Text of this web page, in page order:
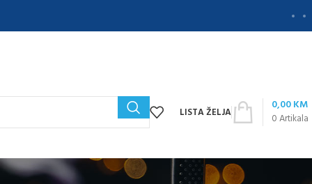
LISTA ŽELJA 0Artikala
0,00KM